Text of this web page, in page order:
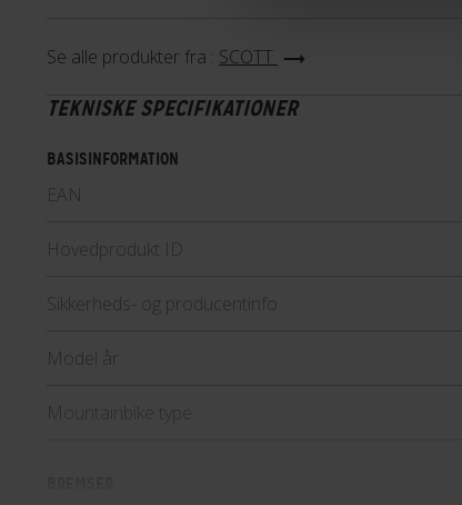
Aspect
Aspect er fantastisk
ture i terræn. Serien
den prisbevidste køber,
Lær mere
Se alle produkter fra : SCOTT
TEKNISKE SPECIFIKATIONER
BASISINFORMATION
EAN
Hovedprodukt ID
Sikkerheds- og producentinfo
Model år
Mountainbike type